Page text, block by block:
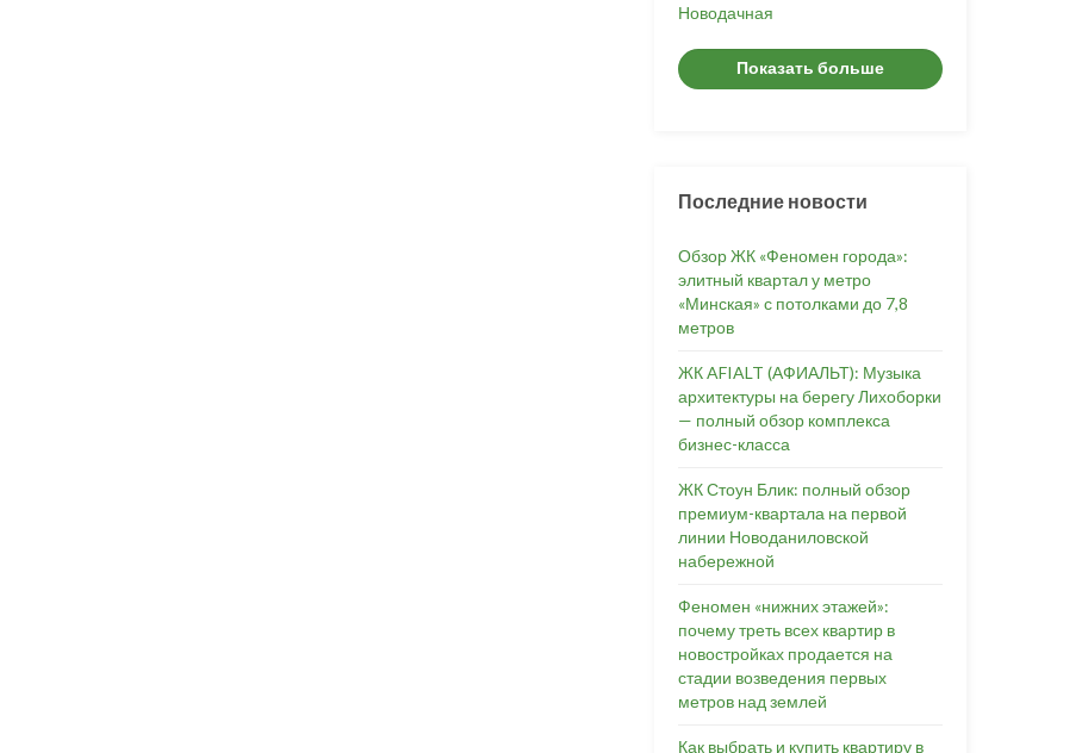
Новодачная
Показать больше
Последние новости
Обзор ЖК «Феномен города»:
элитный квартал у метро
«Минская» с потолками до 7,8
метров
ЖК AFIALT (АФИАЛЬТ): Музыка
архитектуры на берегу Лихоборки
— полный обзор комплекса
бизнес-класса
ЖК Стоун Блик: полный обзор
премиум-квартала на первой
линии Новоданиловской
набережной
Феномен «нижних этажей»:
почему треть всех квартир в
новостройках продается на
стадии возведения первых
метров над землей
Как выбрать и купить квартиру в